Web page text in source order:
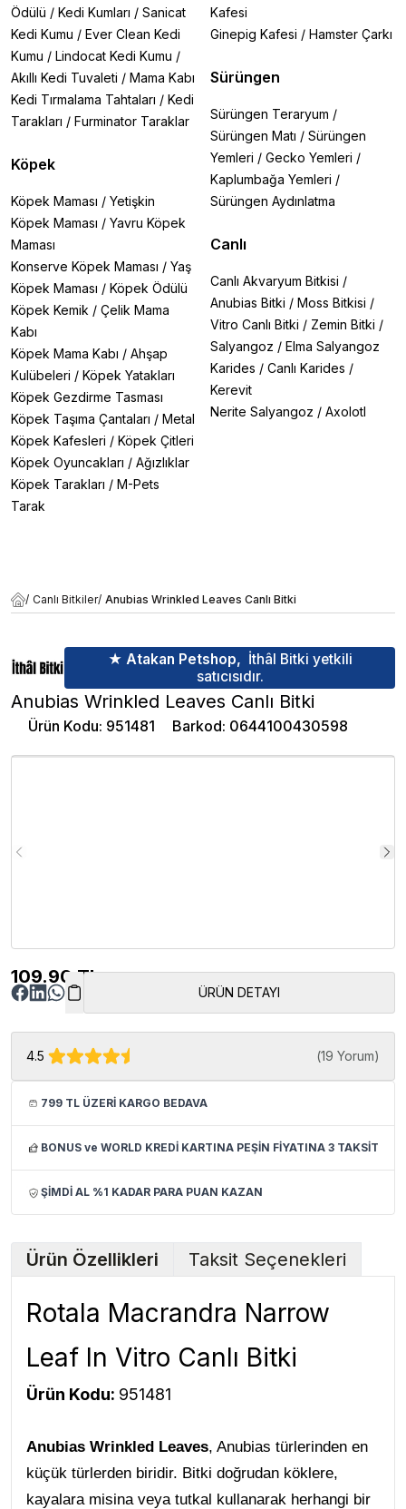
Ödülü / Kedi Kumları / Sanicat
Kedi Kumu / Ever Clean Kedi
Kumu / Lindocat Kedi Kumu /
Akıllı Kedi Tuvaleti / Mama Kabı
Kedi Tırmalama Tahtaları / Kedi
Tarakları / Furminator Taraklar
Köpek
Köpek Maması / Yetişkin
Köpek Maması / Yavru Köpek
Maması
Konserve Köpek Maması / Yaş
Köpek Maması / Köpek Ödülü
Köpek Kemik / Çelik Mama
Kabı
Köpek Mama Kabı / Ahşap
Kulübeleri / Köpek Yatakları
Köpek Gezdirme Tasması
Köpek Taşıma Çantaları / Metal
Köpek Kafesleri / Köpek Çitleri
Köpek Oyuncakları / Ağızlıklar
Köpek Tarakları / M-Pets
Tarak
Kafesi
Ginepig Kafesi / Hamster Çarkı
Sürüngen
Sürüngen Teraryum /
Sürüngen Matı / Sürüngen
Yemleri / Gecko Yemleri /
Kaplumbağa Yemleri /
Sürüngen Aydınlatma
Canlı
Canlı Akvaryum Bitkisi /
Anubias Bitki / Moss Bitkisi /
Vitro Canlı Bitki / Zemin Bitki /
Salyangoz / Elma Salyangoz
Karides / Canlı Karides /
Kerevit
Nerite Salyangoz / Axolotl
/ Canlı Bitkiler/ Anubias Wrinkled Leaves Canlı Bitki
★ Atakan Petshop, İthâl Bitki yetkili
satıcısıdır.
Anubias Wrinkled Leaves Canlı Bitki
Ürün Kodu: 951481 Barkod: 0644100430598
109.90 TL
ÜRÜN DETAYI
4.5 (19 Yorum)
799 TL ÜZERİ KARGO BEDAVA
BONUS ve WORLD KREDİ KARTINA PEŞİN FİYATINA 3 TAKSİT
ŞİMDİ AL %1 KADAR PARA PUAN KAZAN
Ürün Özellikleri Taksit Seçenekleri
Rotala Macrandra Narrow
Leaf In Vitro Canlı Bitki
Ürün Kodu: 951481
Anubias Wrinkled Leaves, Anubias türlerinden en
küçük türlerden biridir. Bitki doğrudan köklere,
kayalara misina veya tutkal kullanarak herhangi bir